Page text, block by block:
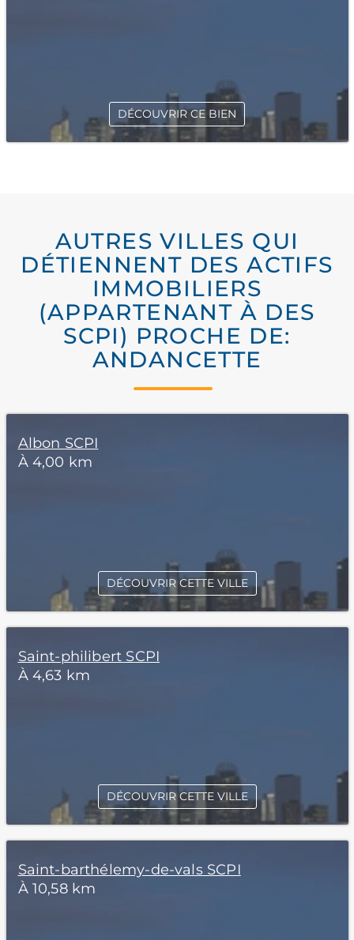
DÉCOUVRIR CE BIEN
AUTRES VILLES QUI
DÉTIENNENT DES ACTIFS
IMMOBILIERS
(APPARTENANT À DES
SCPI) PROCHE DE:
ANDANCETTE
Albon SCPI
À 4,00 km
DÉCOUVRIR CETTE VILLE
Saint-philibert SCPI
À 4,63 km
DÉCOUVRIR CETTE VILLE
Saint-barthélemy-de-vals SCPI
À 10,58 km